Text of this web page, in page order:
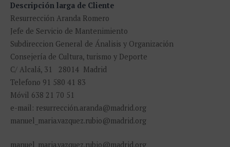
Descripción larga de Cliente
Resurrección Aranda Romero
Jefe de Servicio de Mantenimiento
Subdireccion General de Ánalisis y Organización
Consejería de Cultura, turismo y Deporte
C/ Alcalá, 31 28014 Madrid
Telefono 91 580 41 83
Móvil 638 21 70 51
e-mail: resurrección.aranda@madrid.org
manuel_maria.vazquez.rubio@madrid.org
manuel_maria.vazquez.rubio@madrid.org